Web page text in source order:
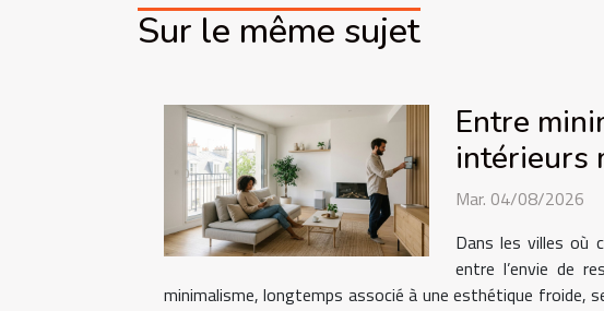
Sur le même sujet
Entre
intérieurs
Mar. 04/08/2026
Dans les villes où
entre l’envie de
minimalisme, longtemps associé à une esthétique froide,